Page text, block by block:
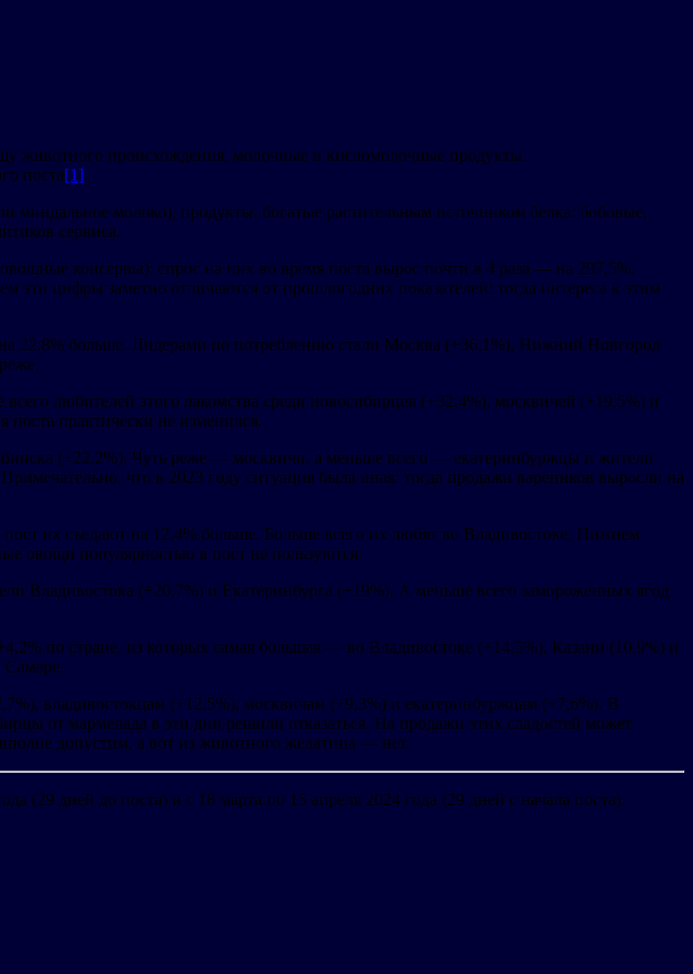
животного происхождения, молочные и кисломолочные продукты.
поста[1].
молоко), продукты, богатые растительным источником белка: бобовые,
сервиса.
консервы): спрос на них во время поста вырос почти в 4 раза — на 297,5%.
цифры заметно отличаются от прошлогодних показателей: тогда интереса к этим
22,8% больше. Лидерами по потреблению стали Москва (+36,1%), Нижний Новгород
любителей этого лакомства среди новосибирцев (+32,4%), москвичей (+19,5%) и
практически не изменился.
(+22,2%). Чуть реже — москвичи, а меньше всего — екатеринбуржцы и жители
что в 2023 году ситуация была иная: тогда продажи вареников выросли на
их съедают на 12,4% больше. Больше всего их любят во Владивостоке, Нижнем
овощи популярностью в пост не пользуются.
Владивостока (+20,7%) и Екатеринбурга (+19%). А меньше всего замороженных ягод
по стране, из которых самая большая — во Владивостоке (+14,5%), Казани (10,9%) и
Самаре.
владивостокцам (+12,5%), москвичам (+9,3%) и екатеринбуржцам (+7,6%). В
от мармелада в эти дни решили отказаться. На продажи этих сладостей может
допустим, а вот из животного желатина — нет.
(29 дней до поста) и с 18 марта по 15 апреля 2024 года (29 дней с начала поста).